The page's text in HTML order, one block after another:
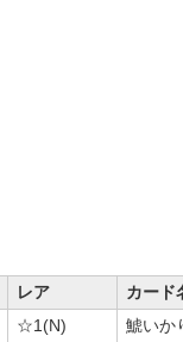
レア
カード
☆1(N) 鯱いか